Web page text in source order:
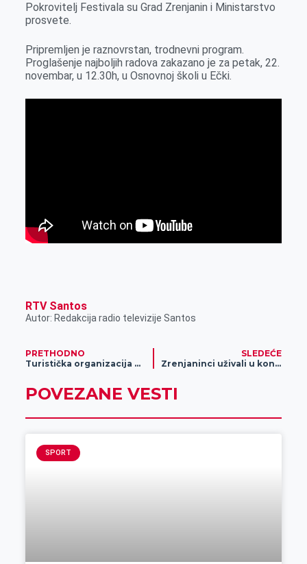
k
e
n
p
Pokrovitelj Festivala su Grad Zrenjanin i Ministarstvo
prosvete.
Pripremljen je raznovrstan, trodnevni program.
Proglašenje najboljih radova zakazano je za petak, 22.
novembar, u 12.30h, u Osnovnoj školi u Ečki.
RTV Santos
Autor: Redakcija radio televizije Santos
PRETHODNO
Turistička organizacija grada Zrenjanina ostvarila uspehe
SLEDEĆE
Zrenjaninci uživali u koncertu grupe „Devla dert“ i sakupili 367 465 dinara
POVEZANE VESTI
SPORT